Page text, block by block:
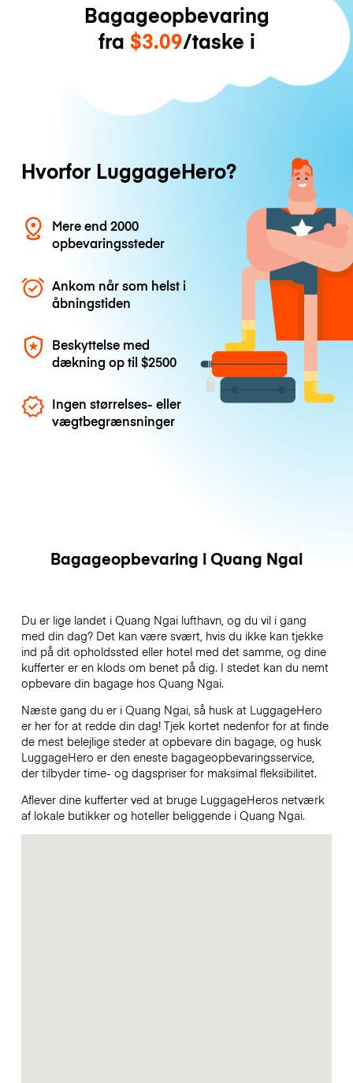
Bagageopbevaring
fra $3.09/taske i
Hvorfor LuggageHero?
Mere end 2000
opbevaringssteder
Ankom når som helst i
åbningstiden
Beskyttelse med
dækning op til$2500
Ingen størrelses- eller
vægtbegrænsninger
Bagageopbevaring i Quang Ngai
Du er lige landet i Quang Ngai lufthavn, og du vil i gang
med din dag? Det kan være svært, hvis du ikke kan tjekke
ind på dit opholdssted eller hotel med det samme, og dine
kufferter er en klods om benet på dig. I stedet kan du nemt
opbevare din bagage hos Quang Ngai.
Næste gang du er i Quang Ngai, så husk at LuggageHero
er her for at redde din dag! Tjek kortet nedenfor for at finde
de mest belejlige steder at opbevare din bagage, og husk
LuggageHero er den eneste bagageopbevaringsservice,
der tilbyder time- og dagspriser for maksimal fleksibilitet.
Aflever dine kufferter ved at bruge LuggageHeros netværk
af lokale butikker og hoteller beliggende i Quang Ngai.